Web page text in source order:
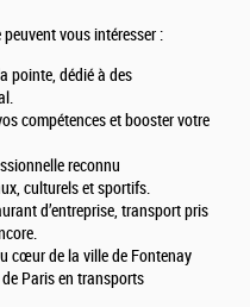
vous intéresser :
pointe, dédié à des
compétences et booster votre
reconnu
culturels et sportifs.
d’entreprise, transport pris
cœur de la ville de Fontenay
Paris en transports